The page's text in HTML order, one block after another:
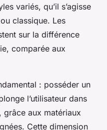
variés, qu’il s’agisse
classique. Les
sur la différence
comparée aux
: posséder un
l’utilisateur dans
grâce aux matériaux
Cette dimension